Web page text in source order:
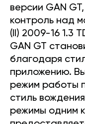
версии GAN
контроль над
(II) 2009-16 1.3
GAN GT
благодаря
приложению.
режим работы
стиль
режимы одним